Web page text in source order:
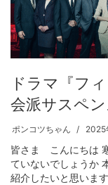
ドラマ『フ
会派サスペ
ポンコツちゃん 2025
皆さま こんにちは
ていないでしょうか
紹介したいと思います